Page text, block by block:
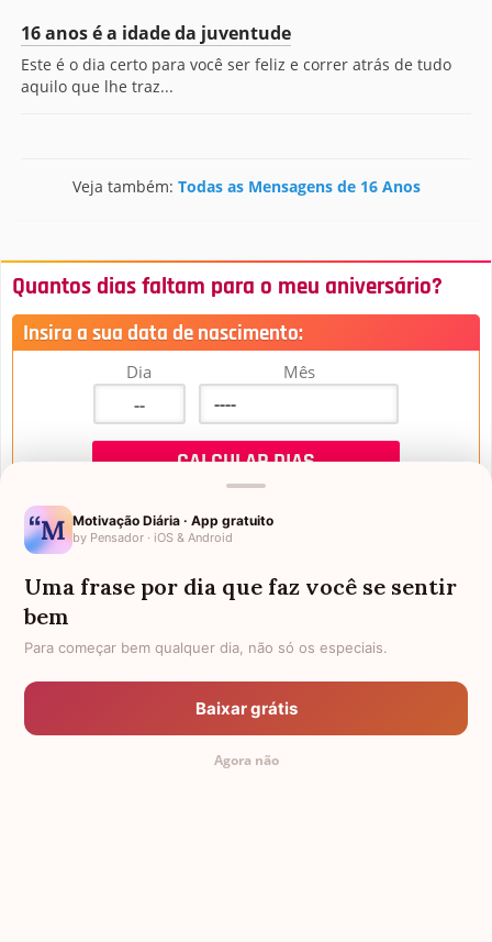
16 anos é a idade da juventude
Este é o dia certo para você ser feliz e correr atrás de tudo
aquilo que lhe traz...
Veja também: Todas as Mensagens de 16 Anos
Quantos dias faltam para o meu aniversário?
Insira a sua data de nascimento:
Dia Mês
Mensagens de Aniversário
FALTAM 3 DIAS PARA O MEU
ANIVERSÁRIO
FRASES PARA IRMÃ MAIS VELHA
Motivação Diária · App gratuito
by Pensador · iOS & Android
Uma frase por dia que faz você se sentir
bem
Para começar bem qualquer dia, não só os especiais.
Baixar grátis
Agora não